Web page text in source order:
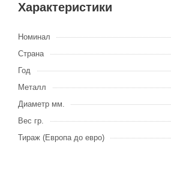
Характеристики
Номинал
Страна
Год
Металл
Диаметр мм.
Вес гр.
Тираж (Европа до евро)